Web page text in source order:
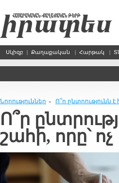
Սկիզբ | Քաղաքական | Հարթակ |
Նորություններ » Ո՞ր ընտրությունն
Ո՞ր
շահի, որը՝ ոչ